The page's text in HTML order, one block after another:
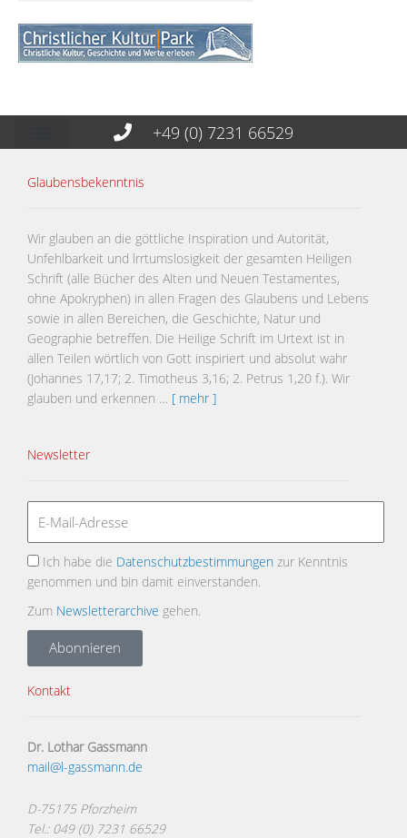
+49 (0) 7231 66529
Glaubensbekenntnis
Wir glauben an die göttliche Inspiration und Autorität,
Unfehlbarkeit und lrrtumslosigkeit der gesamten Heiligen
Schrift (alle Bücher des Alten und Neuen Testamentes,
ohne Apokryphen) in allen Fragen des Glaubens und Lebens
sowie in allen Bereichen, die Geschichte, Natur und
Geographie betreffen. Die Heilige Schrift im Urtext ist in
allen Teilen wörtlich von Gott inspiriert und absolut wahr
(Johannes 17,17; 2. Timotheus 3,16; 2. Petrus 1,20 f.). Wir
glauben und erkennen … [ mehr ]
Newsletter
Ich habe die Datenschutzbestimmungen zur Kenntnis
genommen und bin damit einverstanden.
Zum Newsletterarchive gehen.
Abonnieren
Kontakt
Dr. Lothar Gassmann
mail@l-gassmann.de
D-75175 Pforzheim
Tel.: 049 (0) 7231 66529